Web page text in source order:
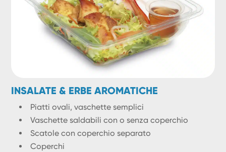
INSALATE & ERBE AROMATICHE
Piatti ovali, vaschette semplici
Vaschette saldabili con o senza coperchio
Scatole con coperchio separato
Coperchi